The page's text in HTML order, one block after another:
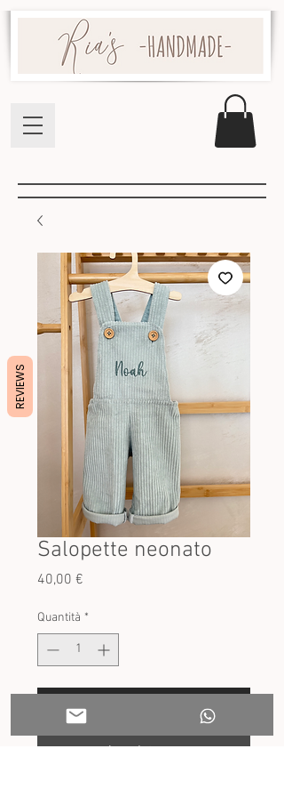
Salopette neonato
40,00 €
Quantità *
Aggiungi al carrello
Acquista ora
REVIEWS